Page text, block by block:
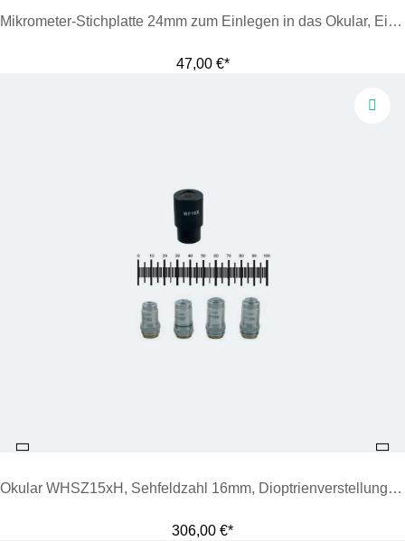
Mikrometer-Stichplatte 24mm zum Einlegen in das Okular, Einteilung 10mm/100 Reihe
47,00 €*
Okular WHSZ15xH, Sehfeldzahl 16mm, Dioptrienverstellung 8 bis +5
306,00 €*